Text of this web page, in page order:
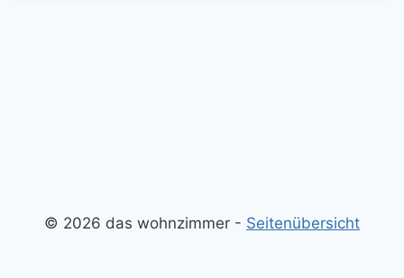
© 2026 das wohnzimmer - Seitenübersicht